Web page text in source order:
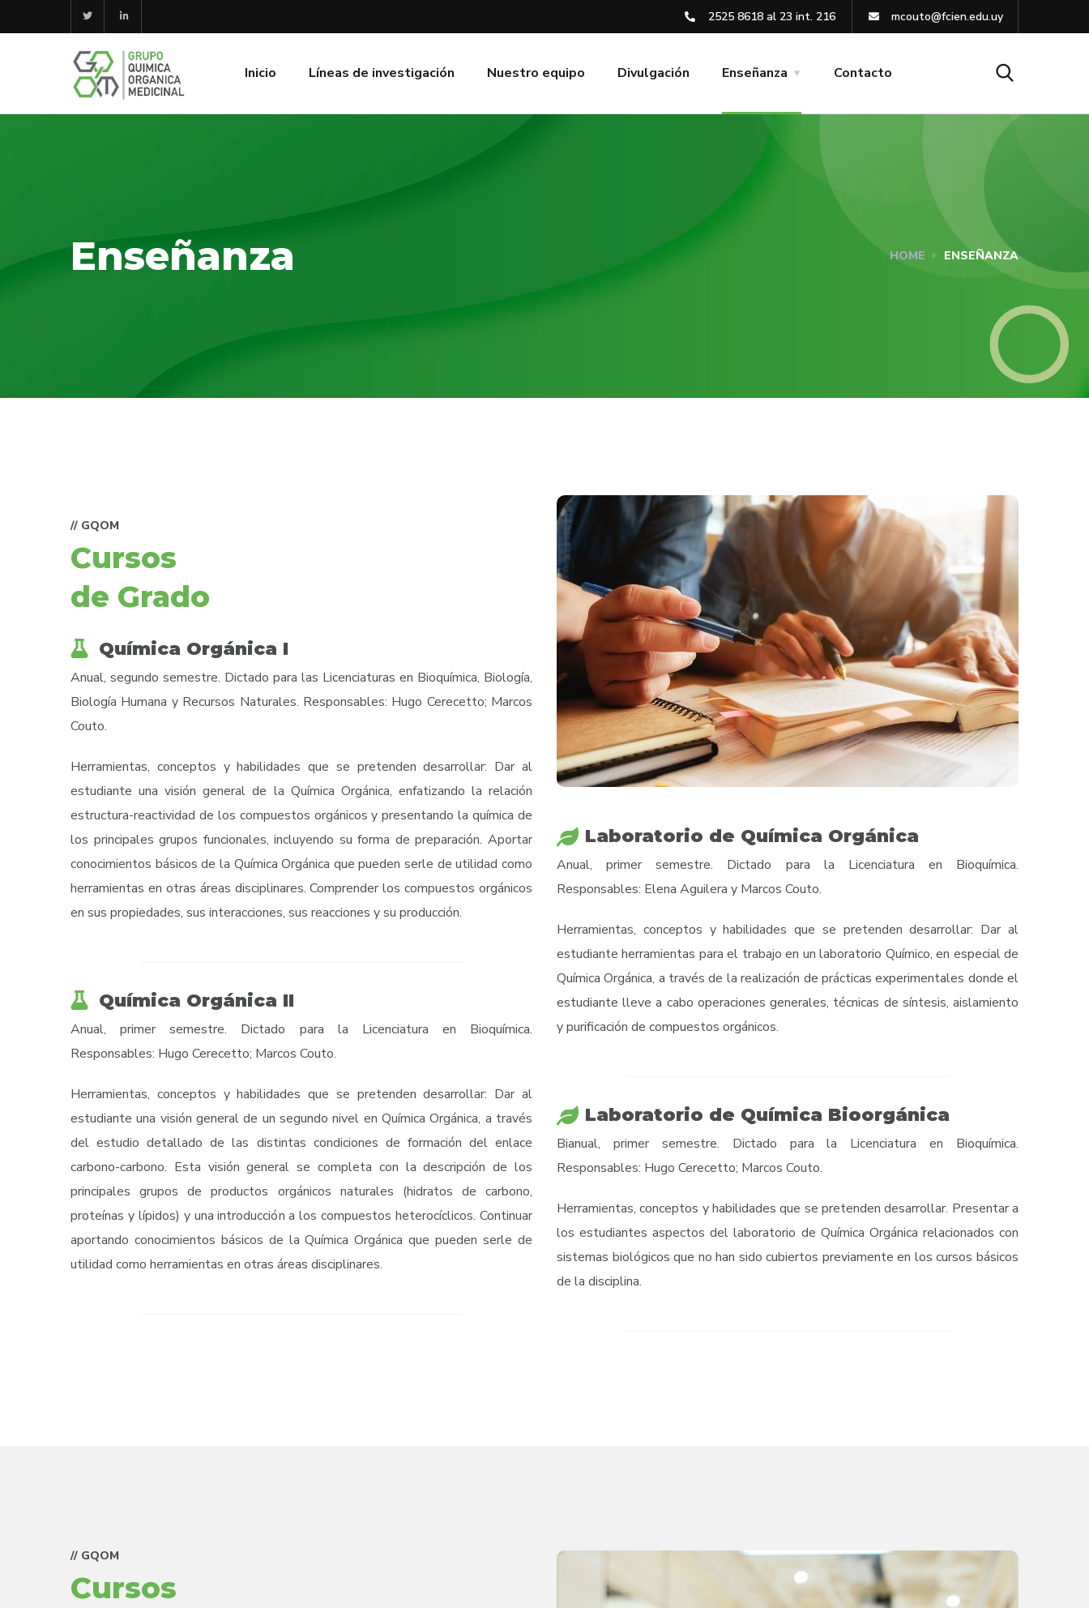
2525 8618 al 23 int. 216 mcouto@fcien.edu.uy
Inicio Líneas de investigación Nuestro equipo Divulgación Enseñanza Contacto
Enseñanza HOME ENSEÑANZA
// GQOM
Cursos
de Grado
Química Orgánica I
Anual, segundo semestre. Dictado para las Licenciaturas en Bioquímica, Biología,
Biología Humana y Recursos Naturales. Responsables: Hugo Cerecetto; Marcos
Couto.
Herramientas, conceptos y habilidades que se pretenden desarrollar: Dar al
estudiante una visión general de la Química Orgánica, enfatizando la relación
estructura-reactividad de los compuestos orgánicos y presentando la química de
los principales grupos funcionales, incluyendo su forma de preparación. Aportar
conocimientos básicos de la Química Orgánica que pueden serle de utilidad como
herramientas en otras áreas disciplinares. Comprender los compuestos orgánicos
en sus propiedades, sus interacciones, sus reacciones y su producción.
Química Orgánica II
Anual, primer semestre. Dictado para la Licenciatura en Bioquímica.
Responsables: Hugo Cerecetto; Marcos Couto.
Herramientas, conceptos y habilidades que se pretenden desarrollar: Dar al
estudiante una visión general de un segundo nivel en Química Orgánica, a través
del estudio detallado de las distintas condiciones de formación del enlace
carbono-carbono. Esta visión general se completa con la descripción de los
principales grupos de productos orgánicos naturales (hidratos de carbono,
proteínas y lípidos) y una introducción a los compuestos heterocíclicos. Continuar
aportando conocimientos básicos de la Química Orgánica que pueden serle de
utilidad como herramientas en otras áreas disciplinares.
Laboratorio de Química Orgánica
Anual, primer semestre. Dictado para la Licenciatura en Bioquímica.
Responsables: Elena Aguilera y Marcos Couto.
Herramientas, conceptos y habilidades que se pretenden desarrollar: Dar al
estudiante herramientas para el trabajo en un laboratorio Químico, en especial de
Química Orgánica, a través de la realización de prácticas experimentales donde el
estudiante lleve a cabo operaciones generales, técnicas de síntesis, aislamiento
y purificación de compuestos orgánicos.
Laboratorio de Química Bioorgánica
Bianual, primer semestre. Dictado para la Licenciatura en Bioquímica.
Responsables: Hugo Cerecetto; Marcos Couto.
Herramientas, conceptos y habilidades que se pretenden desarrollar. Presentar a
los estudiantes aspectos del laboratorio de Química Orgánica relacionados con
sistemas biológicos que no han sido cubiertos previamente en los cursos básicos
de la disciplina.
// GQOM
Cursos